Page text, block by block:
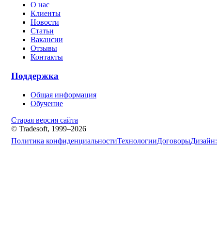
О нас
Клиенты
Новости
Статьи
Вакансии
Отзывы
Контакты
Поддержка
Общая информация
Обучение
Старая версия сайта
© Tradesoft, 1999–2026
Политика конфиденциальностиТехнологииДоговорыДизайн: